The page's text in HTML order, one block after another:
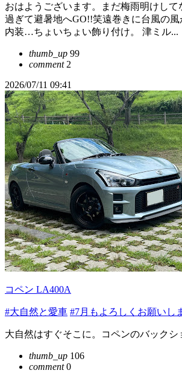
おはようございます。まだ梅雨明けして
過ぎて避暑地へGO!!笑遠巻きに台風の風
内装…ちょいちょい飾り付け。 津ミル...
thumb_up 99
comment2
2026/07/11 09:41
コペン LA400A
#大自然と愛車 #7月もよろしくお願いし
大自然はすぐそこに。コペンのバック
thumb_up 106
comment0